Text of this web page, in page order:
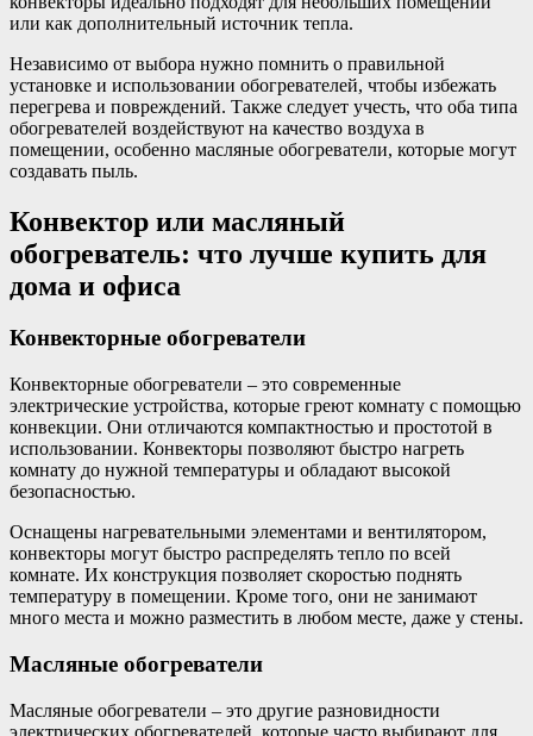
или как дополнительный источник тепла.
Независимо от выбора нужно помнить о правильной
установке и использовании обогревателей, чтобы избежать
перегрева и повреждений. Также следует учесть, что оба типа
обогревателей воздействуют на качество воздуха в
помещении, особенно масляные обогреватели, которые могут
создавать пыль.
Конвектор или масляный
обогреватель: что лучше купить для
дома и офиса
Конвекторные обогреватели
Конвекторные обогреватели – это современные
электрические устройства, которые греют комнату с помощью
конвекции. Они отличаются компактностью и простотой в
использовании. Конвекторы позволяют быстро нагреть
комнату до нужной температуры и обладают высокой
безопасностью.
Оснащены нагревательными элементами и вентилятором,
конвекторы могут быстро распределять тепло по всей
комнате. Их конструкция позволяет скоростью поднять
температуру в помещении. Кроме того, они не занимают
много места и можно разместить в любом месте, даже у стены.
Масляные обогреватели
Масляные обогреватели – это другие разновидности
электрических обогревателей, которые часто выбирают для